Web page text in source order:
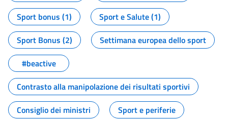
Sport bonus (1)
Sport e Salute (1)
Sport Bonus (2)
Settimana europea dello sport
#beactive
Contrasto alla manipolazione dei risultati sportivi
Consiglio dei ministri
Sport e periferie